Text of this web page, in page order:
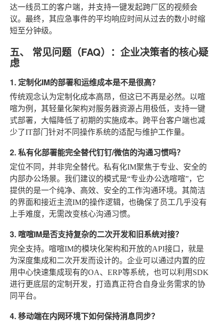
达一线员工的客户端，并支持一键发起跨厂区的视频会
议。最终，其应急事件的平均响应时间从过去的数小时缩
短至分钟级。
五、 常见问题（FAQ）：企业决策者的核心疑
虑
1. 定制化IM的部署和运维成本是不是很高？
传统观念认为定制化成本高昂，但这已不再是必然。以喧
喧为例，其轻量化架构对服务器资源占用极低，支持一键
式部署，大幅降低了初期的实施成本。跨平台客户端也减
少了IT部门针对不同操作系统的适配与维护工作量。
2. 私有化部署能完全替代钉钉/微信的沟通习惯吗？
定位不同，并非完全替代。私有化IM聚焦于专业、安全的
内部办公场景。我们建议的模式是“专业办公选喧喧”，它
提供的是一个纯净、高效、安全的工作沟通环境。其简洁
的界面和接近主流IM的操作逻辑，也确保了员工几乎没有
上手难度，无需改变核心沟通习惯。
3. 喧喧IM是否支持复杂的二次开发和旧系统对接？
完全支持。喧喧IM的模块化架构和开放的API接口，就是
为深度集成和二次开发而设计的。企业可以通过内置的应
用中心快速集成现有的OA、ERP等系统，也可以利用SDK
进行更底层的定制开发，打造真正符合自身业务需求的协
同平台。
4. 移动端在内网环境下如何保持消息同步？